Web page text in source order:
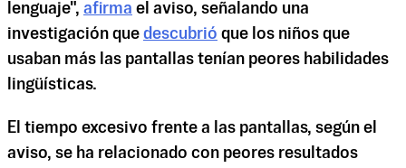
lenguaje", afirma el aviso, señalando una
investigación que descubrió que los niños que
usaban más las pantallas tenían peores habilidades
lingüísticas.
El tiempo excesivo frente a las pantallas, según el
aviso, se ha relacionado con peores resultados